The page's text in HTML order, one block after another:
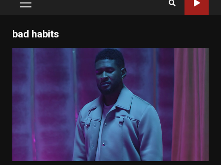
PRIMARY
bad habits